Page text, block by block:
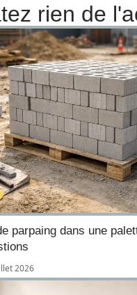
rien de
parpaing dans une
2026